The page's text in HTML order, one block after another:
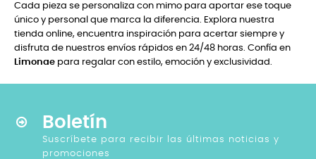
Cada pieza se personaliza con mimo para aportar ese toque
único y personal que marca la diferencia. Explora nuestra
tienda online, encuentra inspiración para acertar siempre y
disfruta de nuestros envíos rápidos en 24/48 horas. Confía en
Limonae para regalar con estilo, emoción y exclusividad.
Boletín
Suscríbete para recibir las últimas noticias y
promociones